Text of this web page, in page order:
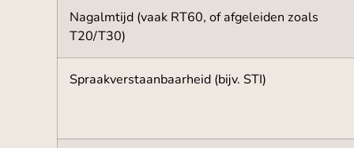
Nagalmtijd (vaak RT60, of afgeleiden zoals
T20/T30)
Spraakverstaanbaarheid (bijv. STI)